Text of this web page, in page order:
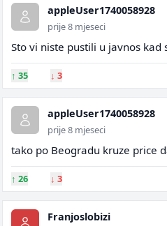
appleUser1740058928
prije 8 mjeseci
Sto vi niste pustili u javnos kad
↑ 35 ↓ 3
appleUser1740058928
prije 8 mjeseci
tako po Beogradu kruze price
↑ 26 ↓ 3
Franjoslobizi